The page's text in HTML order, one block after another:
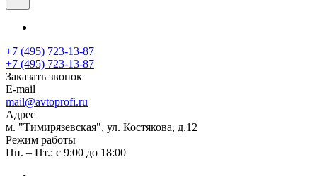
+7 (495) 723-13-87
+7 (495) 723-13-87
Заказать звонок
E-mail
mail@avtoprofi.ru
Адрес
м. "Тимирязевская", ул. Костякова, д.12
Режим работы
Пн. – Пт.: с 9:00 до 18:00